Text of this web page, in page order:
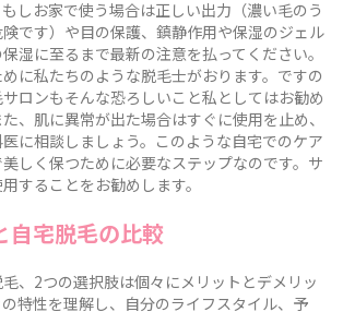
しお家で使う場合は正しい出力（濃い毛のう
です）や目の保護、鎮静作用や保湿のジェル
湿に至るまで最新の注意を払ってください。
に私たちのような脱毛士がおります。ですの
ロンもそんな恐ろしいこと私としてはお勧め
、肌に異常が出た場合はすぐに使用を止め、
に相談しましょう。このような自宅でのケア
しく保つために必要なステップなのです。サ
することをお勧めします。
自宅脱毛の比較
、2つの選択肢は個々にメリットとデメリッ
特性を理解し、自分のライフスタイル、予